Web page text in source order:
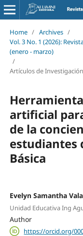
Home / Archives /
Vol. 3 No. 1 (2026):
(enero - marzo)
/
Artículos de Investigación
artificial
de la
estudiantes
Básica
Evelyn Samantha
Unidad Educativa Ing
Author
https://orcid.org/